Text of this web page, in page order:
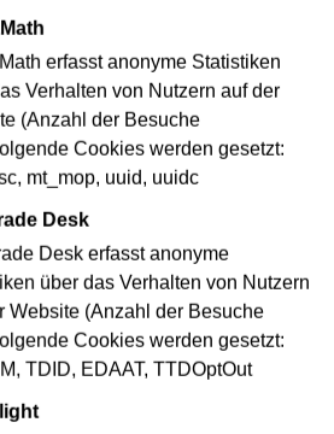
dabei?
über motivierte Talente –
garantiert den perfekten Platz in
erfasst anonyme Statistiken
Verhalten von Nutzern auf der
(Anzahl der Besuche
Cookies werden gesetzt:
mt_mop, uuid, uuidc
Desk
Desk erfasst anonyme
über das Verhalten von Nutzern
Website (Anzahl der Besuche
Cookies werden gesetzt:
TDID, EDAAT, TTDOptOut